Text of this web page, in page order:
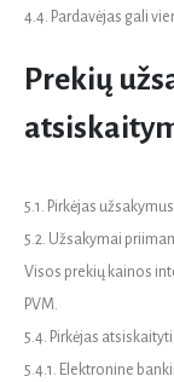
4.4. Pardavėjas gali
Prekių
5.1. Pirkėjas
5.2. Užsakymai
Visos prekių kainos
PVM.
5.4. Pirkėjas
5.4.1. Elektronine